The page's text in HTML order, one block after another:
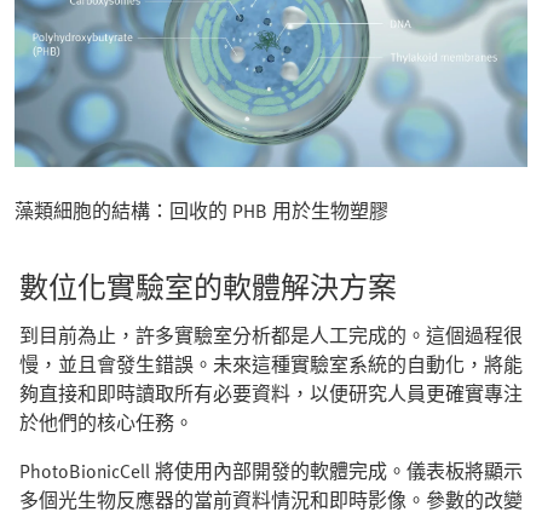
藻類細胞的結構：回收的 PHB 用於生物塑膠
數位化實驗室的軟體解決方案
到目前為止，許多實驗室分析都是人工完成的。這個過程很
慢，並且會發生錯誤。未來這種實驗室系統的自動化，將能
夠直接和即時讀取所有必要資料，以便研究人員更確實專注
於他們的核心任務。
PhotoBionicCell 將使用內部開發的軟體完成。儀表板將顯示
多個光生物反應器的當前資料情況和即時影像。參數的改變